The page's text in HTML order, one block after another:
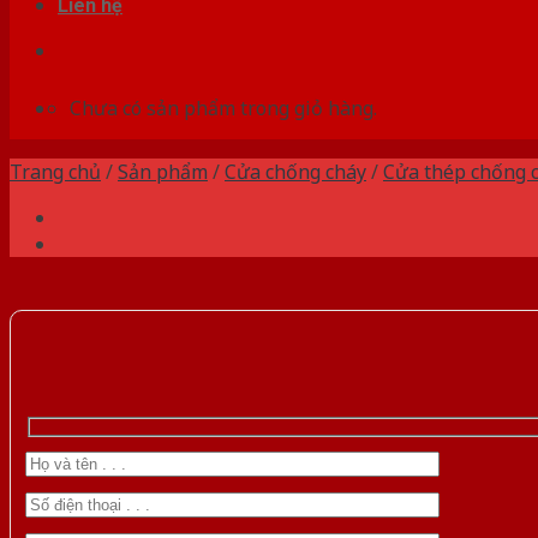
Liên hệ
Chưa có sản phẩm trong giỏ hàng.
Trang chủ /Sản phẩm /Cửa chống cháy/Cửa thép chống